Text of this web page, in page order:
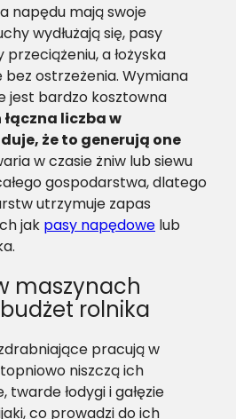
napędu mają swoje
wydłużają się, pasy
a łożyska
ostrzeżenia. Wymiana
jest bardzo kosztowna
łączna liczba w
że to generują one
w czasie żniw lub siewu
gospodarstwa, dlatego
utrzymuje zapas
jak pasy napędowe lub
maszynach
rolnika
pracują w
niszczą ich
twarde łodygi i gałęzie
co prowadzi do ich